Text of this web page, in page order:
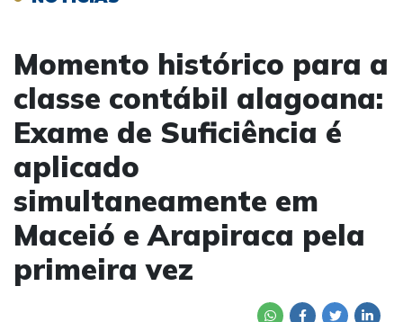
Momento histórico para a
classe contábil alagoana:
Exame de Suficiência é
aplicado
simultaneamente em
Maceió e Arapiraca pela
primeira vez